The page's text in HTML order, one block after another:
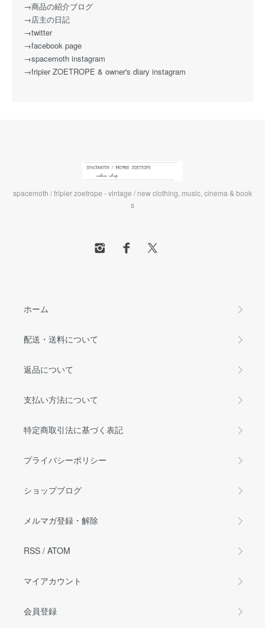
→商品の紹介ブログ
→店主の日記
→twitter
→facebook page
→spacemoth instagram
→fripier ZOETROPE & owner's diary instagram
spacemoth / fripier zoetrope - vintage / new clothing, music, cinema & book
s
ホーム
配送・送料について
返品について
支払い方法について
特定商取引法に基づく表記
プライバシーポリシー
ショップブログ
メルマガ登録・解除
RSS / ATOM
マイアカウント
会員登録